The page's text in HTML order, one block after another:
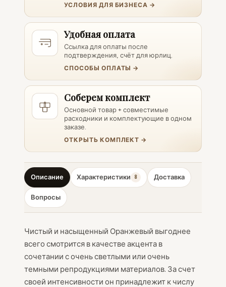
УСЛОВИЯ ДЛЯ БИЗНЕСА →
Удобная оплата
Ссылка для оплаты после
подтверждения, счёт для юрлиц.
СПОСОБЫ ОПЛАТЫ →
Соберем комплект
Основной товар + совместимые
расходники и комплектующие в одном
заказе.
ОТКРЫТЬ КОМПЛЕКТ →
Описание Характеристики 8 Доставка
Вопросы
Чистый и насыщенный Оранжевый выгоднее
всего смотрится в качестве акцента в
сочетании с очень светлыми или очень
темными репродукциями материалов. За счет
своей интенсивности он принадлежит к числу